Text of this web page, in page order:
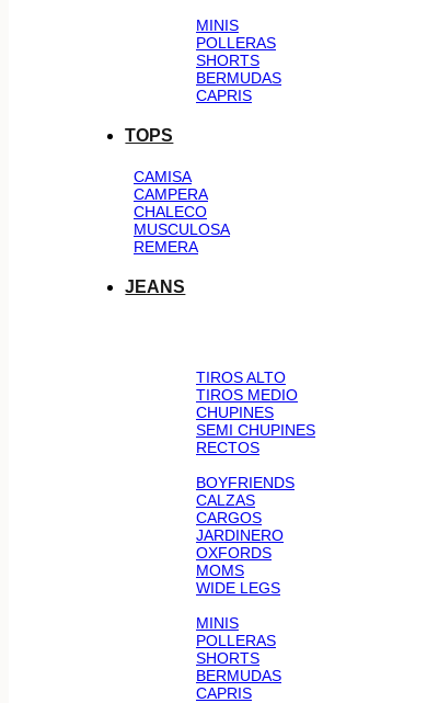
MINIS
POLLERAS
SHORTS
BERMUDAS
CAPRIS
TOPS
CAMISA
CAMPERA
CHALECO
MUSCULOSA
REMERA
JEANS
TIROS ALTO
TIROS MEDIO
CHUPINES
SEMI CHUPINES
RECTOS
BOYFRIENDS
CALZAS
CARGOS
JARDINERO
OXFORDS
MOMS
WIDE LEGS
MINIS
POLLERAS
SHORTS
BERMUDAS
CAPRIS